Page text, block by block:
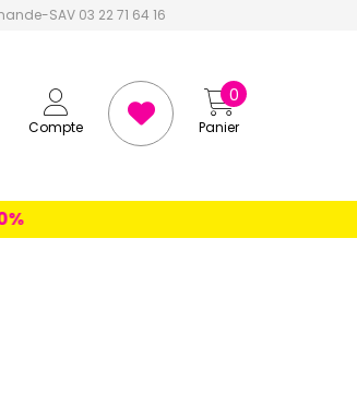
SAV 03 22 71 64 16
Compte Panier
0